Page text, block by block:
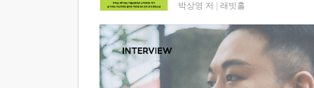
박상영 저 래빗홀